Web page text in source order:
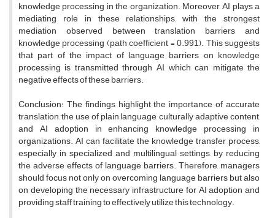
knowledge processing in the organization. Moreover, AI plays a
mediating role in these relationships, with the strongest
mediation observed between translation barriers and
knowledge processing (path coefficient = 0.991). This suggests
that part of the impact of language barriers on knowledge
processing is transmitted through AI, which can mitigate the
negative effects of these barriers.
Conclusion: The findings highlight the importance of accurate
translation, the use of plain language, culturally adaptive content,
and AI adoption in enhancing knowledge processing in
organizations. AI can facilitate the knowledge transfer process,
especially in specialized and multilingual settings, by reducing
the adverse effects of language barriers. Therefore, managers
should focus not only on overcoming language barriers but also
on developing the necessary infrastructure for AI adoption and
providing staff training to effectively utilize this technology.